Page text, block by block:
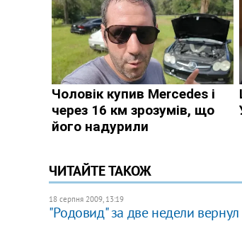
ЧИТАЙТЕ ТАКОЖ
18 серпня 2009, 13:19
"Родовид" за две недели